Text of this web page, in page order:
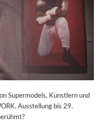
Supermodels, Künstlern und
Ausstellung bis 29.